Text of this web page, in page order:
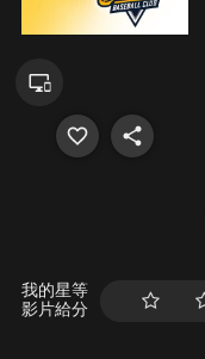
我的星等
影片給分